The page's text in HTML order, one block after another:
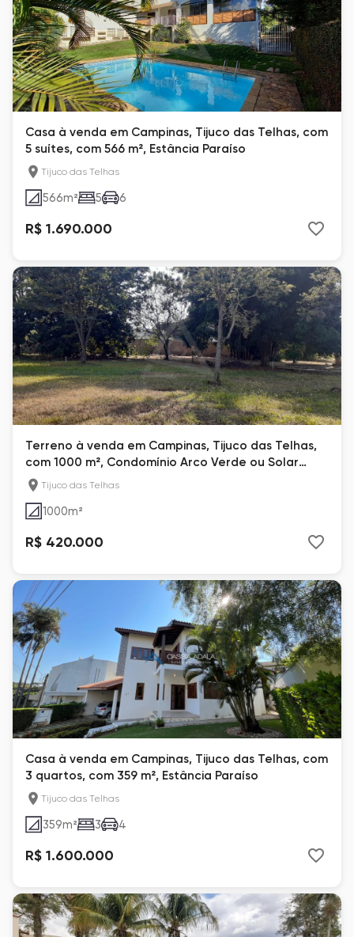
Casa à venda em Campinas, Tijuco das Telhas, com
5 suítes, com 566 m², Estância Paraíso
Tijuco das Telhas
566m² 5 6
R$ 1.690.000
Terreno à venda em Campinas, Tijuco das Telhas,
com 1000 m², Condomínio Arco Verde ou Solar
Telúrico
Tijuco das Telhas
1000m²
R$ 420.000
Casa à venda em Campinas, Tijuco das Telhas, com
3 quartos, com 359 m², Estância Paraíso
Tijuco das Telhas
359m² 3 4
R$ 1.600.000